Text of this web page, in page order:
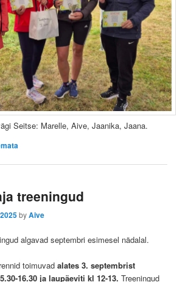
Seitse: Marelle, Aive, Jaanika, Jaana.
treeningud
byAive
algavad septembri esimesel nädalal.
toimuvadalates 3. septembrist
16.30 ja laupäeviti kl 12-13.Treeningud